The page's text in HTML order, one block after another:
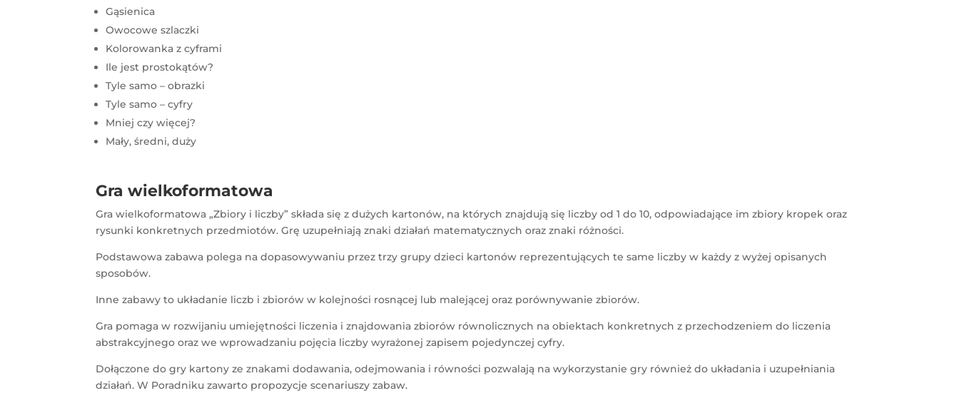
Gąsienica
Owocowe szlaczki
Kolorowanka z cyframi
Ile jest prostokątów?
Tyle samo – obrazki
Tyle samo – cyfry
Mniej czy więcej?
Mały, średni, duży
Gra wielkoformatowa
Gra wielkoformatowa „Zbiory i liczby” składa się z dużych kartonów, na których znajdują się liczby od 1 do 10, odpowiadające im zbiory kropek oraz
rysunki konkretnych przedmiotów. Grę uzupełniają znaki działań matematycznych oraz znaki różności.
Podstawowa zabawa polega na dopasowywaniu przez trzy grupy dzieci kartonów reprezentujących te same liczby w każdy z wyżej opisanych
sposobów.
Inne zabawy to układanie liczb i zbiorów w kolejności rosnącej lub malejącej oraz porównywanie zbiorów.
Gra pomaga w rozwijaniu umiejętności liczenia i znajdowania zbiorów równolicznych na obiektach konkretnych z przechodzeniem do liczenia
abstrakcyjnego oraz we wprowadzaniu pojęcia liczby wyrażonej zapisem pojedynczej cyfry.
Dołączone do gry kartony ze znakami dodawania, odejmowania i równości pozwalają na wykorzystanie gry również do układania i uzupełniania
działań. W Poradniku zawarto propozycje scenariuszy zabaw.